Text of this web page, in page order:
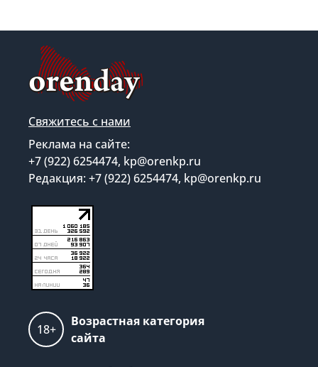
Свяжитесь с нами
Реклама на сайте:
+7 (922) 6254474, kp@orenkp.ru
Редакция: +7 (922) 6254474, kp@orenkp.ru
18+
Возрастная категория
сайта